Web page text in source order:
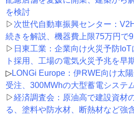
を検討
▷ 次世代自動車振興センター：
続きを解説、機器費上限75万円で
▷ 日東工業：企業向け火災予防
ト採用、工場の電気火災予兆を早
▷LONGi Europe：伊RWE向け太
受注、300MWhの大型蓄電システ
▷経済調査会：原油高で建設資材
る、塗料や防水材、断熱材など強